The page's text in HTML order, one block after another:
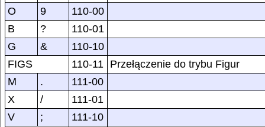
O
9
110-00
B
?
110-01
G
&
110-10
FIGS
110-11 Przełączenie do trybu Figur
M
.
111-00
X
/
111-01
V
;
111-10